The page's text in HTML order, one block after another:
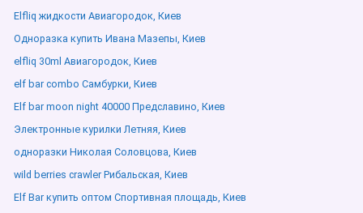
Elfliq жидкости Авиагородок, Киев
Одноразка купить Ивана Мазепы, Киев
elfliq 30ml Авиагородок, Киев
elf bar combo Самбурки, Киев
Elf bar moon night 40000 Предславино, Киев
Электронные курилки Летняя, Киев
одноразки Николая Соловцова, Киев
wild berries crawler Рибальская, Киев
Elf Bar купить оптом Спортивная площадь, Киев